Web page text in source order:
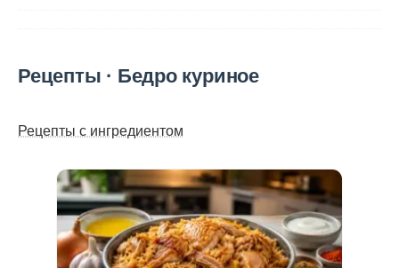
Рецепты · Бедро куриное
Рецепты с ингредиентом